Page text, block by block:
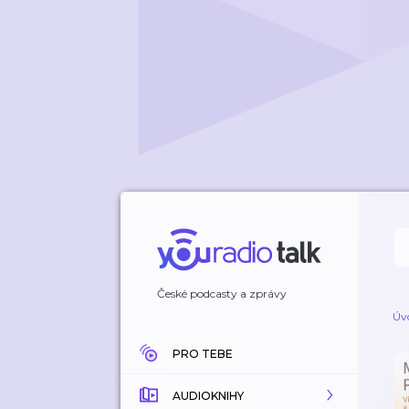
České podcasty a zprávy
PRO TEBE
AUDIOKNIHY